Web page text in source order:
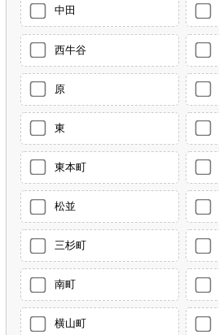
中田
西牛谷
原
東
東本町
松並
三杉町
南町
横山町